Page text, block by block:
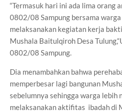
“Termasuk hari ini ada lima orang
0802/08 Sampung bersama
melaksanakan kegiatan kerja
Mushala Baitulqiroh Desa
0802/08 Sampung.
Dia menambahkan bahwa
memperbesar lagi bangunan
sebelumnya sehingga warga lebih
melaksanakan aktifitas ibadah di